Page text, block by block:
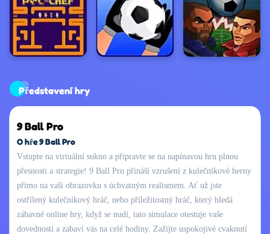
Představení hry
9 Ball Pro
O hře 9 Ball Pro
Vstupte na virtuální sukno a připravte se na napínavou hru plnou
přesnosti a strategie! 9 Ball Pro přináší vzrušení z kulečníkové herny
přímo na vaši obrazovku s úchvatným realismem. Ať už jste
ostřílený kulečníkový hráč, nebo příležitostný hráč, který hledá
zábavné online hry, když se nudí, tato simulace otestuje vaše
dovednosti a zabaví vás na celé hodiny. Zažijte uspokojivé cvaknutí